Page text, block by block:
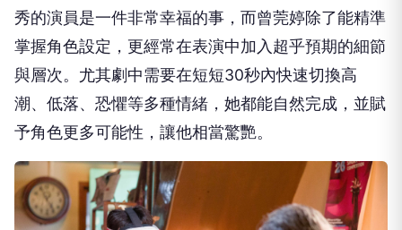
秀的演員是一件非常幸福的事， 而曾莞婷除了能精準
掌握角色設定， 更經常在表演中加入超乎預期的細節
與層次。 尤其劇中需要在短短30秒內快速切換高
潮、低落、 恐懼等多種情緒，她都能自然完成，並賦
予角色更多可能性， 讓他相當驚艷。